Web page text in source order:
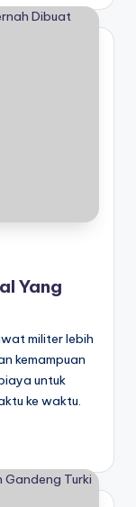
Yang
militer lebih
kemampuan
untuk
ke waktu.